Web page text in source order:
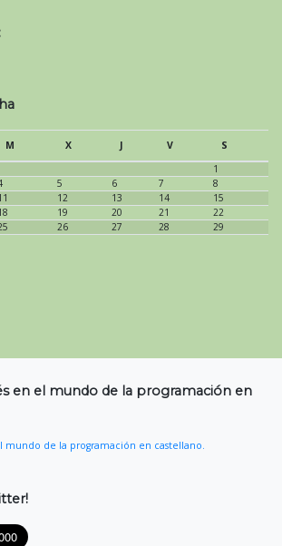
M X J V
S
1
5 6 7
8
12 13 14
15
19 20 21
22
26 27 28
29
en el mundo de la programación en
mundo de la programación en castellano.